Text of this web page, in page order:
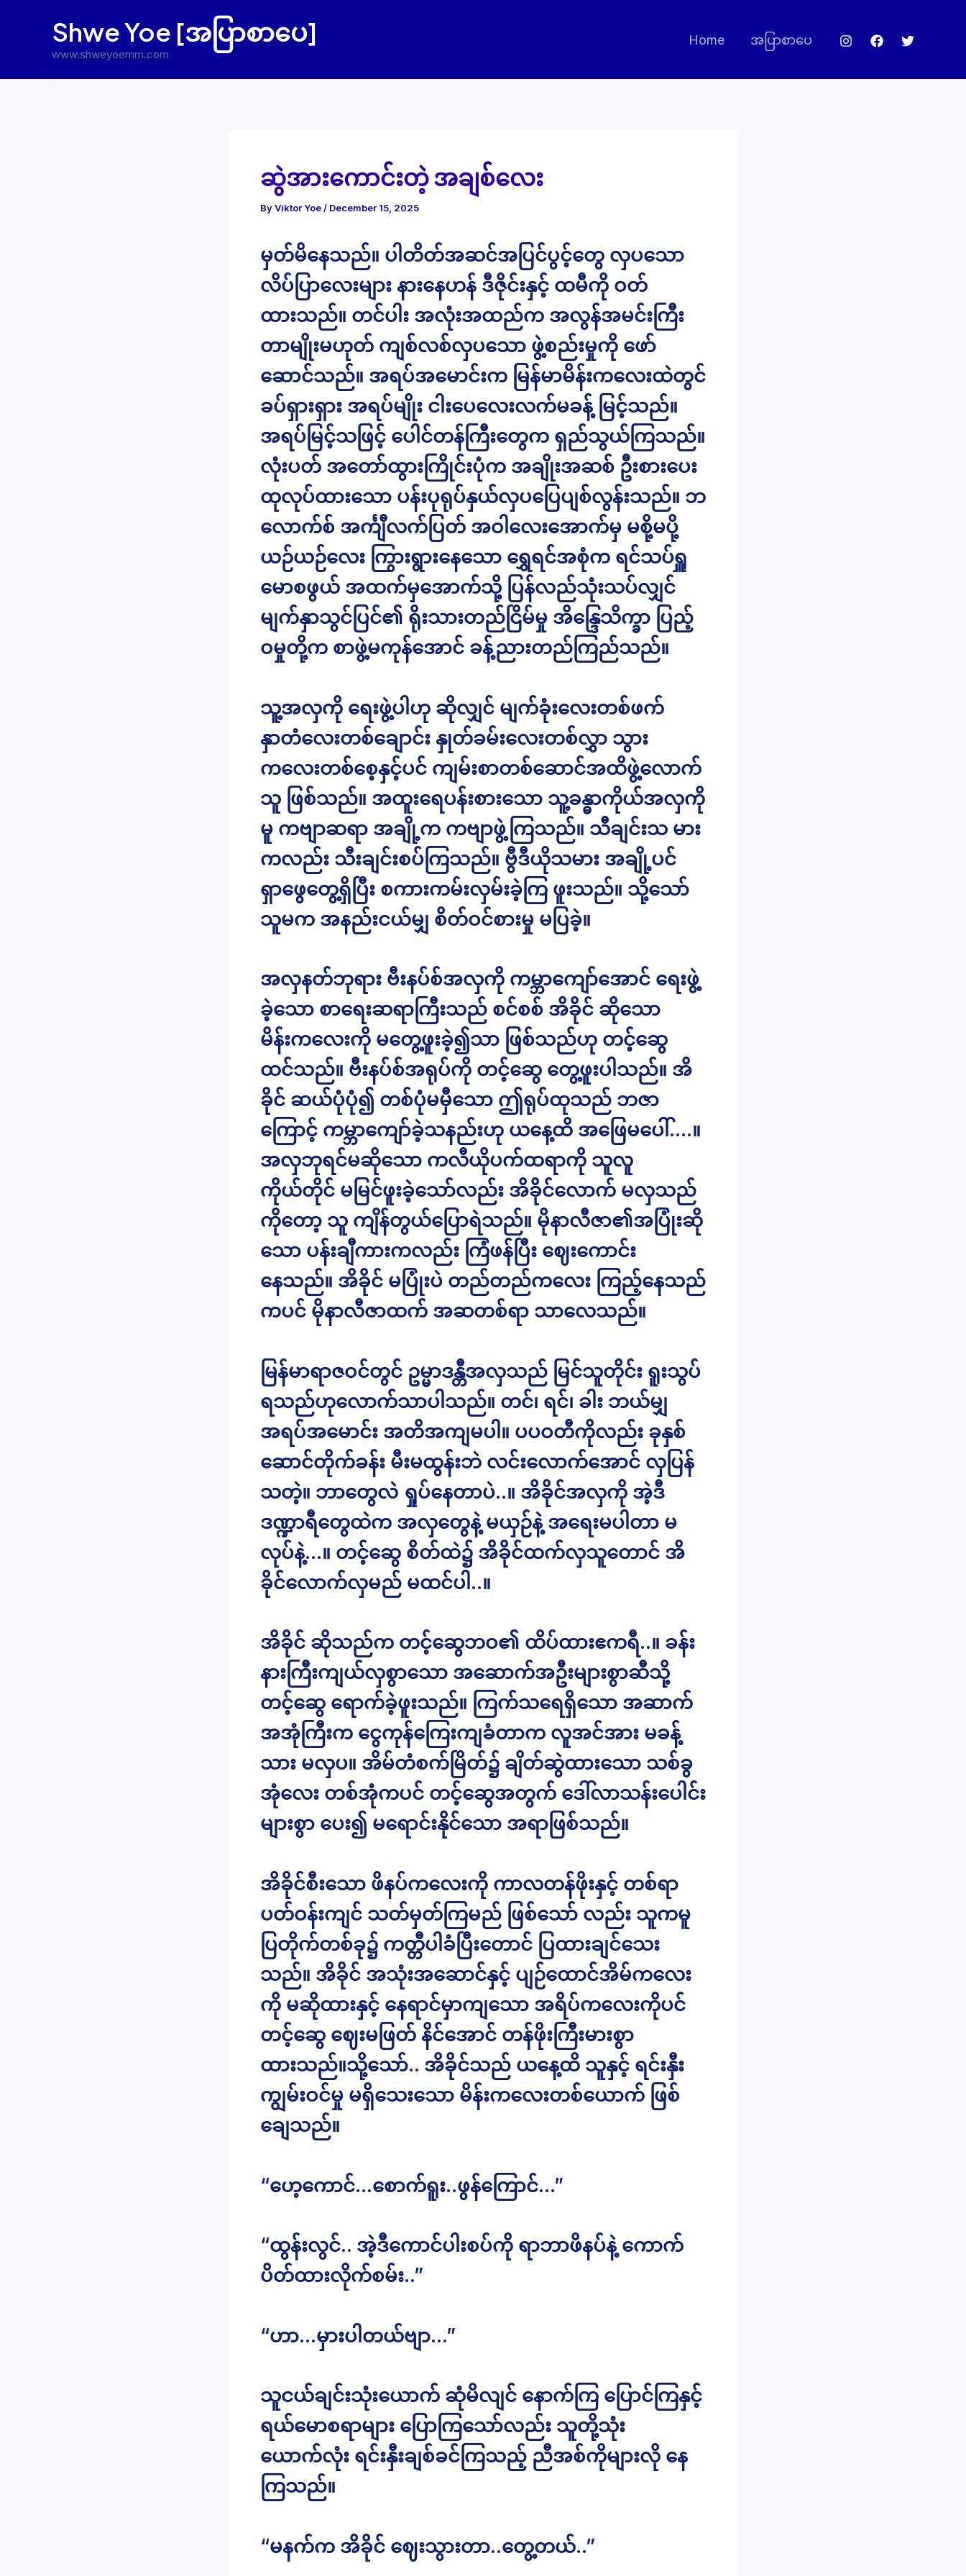
Shwe Yoe [အပြာစာပေ]
www.shweyoemm.com
Home အပြာစာပေ
ဆွဲအားကောင်းတဲ့ အချစ်လေး
ByViktor Yoe/ December 15, 2025
မှတ်မိနေသည်။ ပါတိတ်အဆင်အပြင်ပွင့်တွေ လှပသော
လိပ်ပြာလေးများ နားနေဟန် ဒီဇိုင်းနှင့် ထမီကို ဝတ်
ထားသည်။ တင်ပါး အလုံးအထည်က အလွန်အမင်းကြီး
တာမျိုးမဟုတ် ကျစ်လစ်လှပသော ဖွဲ့စည်းမှုကို ဖော်
ဆောင်သည်။ အရပ်အမောင်းက မြန်မာမိန်းကလေးထဲတွင်
ခပ်ရှားရှား အရပ်မျိုး ငါးပေလေးလက်မခန့် မြင့်သည်။
အရပ်မြင့်သဖြင့် ပေါင်တန်ကြီးတွေက ရှည်သွယ်ကြသည်။
လုံးပတ် အတော်ထွားကြိုင်းပုံက အချိုးအဆစ် ဦးစားပေး
ထုလုပ်ထားသော ပန်းပုရုပ်နှယ်လှပပြေပျစ်လွန်းသည်။ ဘ
လောက်စ် အင်္ကျီလက်ပြတ် အဝါလေးအောက်မှ မစို့မပို့
ယဉ်ယဉ်လေး ကြွားရွားနေသော ရွှေရင်အစုံက ရင်သပ်ရှူ
မောစဖွယ် အထက်မှအောက်သို့ ပြန်လည်သုံးသပ်လျှင်
မျက်နှာသွင်ပြင်၏ ရိုးသားတည်ငြိမ်မှု အိန္ဒြေသိက္ခာ ပြည့်
ဝမှုတို့က စာဖွဲ့မကုန်အောင် ခန့်ညားတည်ကြည်သည်။
သူ့အလှကို ရေးဖွဲ့ပါဟု ဆိုလျှင် မျက်ခုံးလေးတစ်ဖက်
နှာတံလေးတစ်ချောင်း နှုတ်ခမ်းလေးတစ်လွှာ သွား
ကလေးတစ်စေ့နှင့်ပင် ကျမ်းစာတစ်ဆောင်အထိဖွဲ့လောက်
သူ ဖြစ်သည်။ အထူးရေပန်းစားသော သူ့ခန္ဓာကိုယ်အလှကို
မူ ကဗျာဆရာ အချို့က ကဗျာဖွဲ့ကြသည်။ သီချင်းသ မား
ကလည်း သီးချင်းစပ်ကြသည်။ ဗွီဒီယိုသမား အချို့ပင်
ရှာဖွေတွေ့ရှိပြီး စကားကမ်းလှမ်းခဲ့ကြ ဖူးသည်။ သို့သော်
သူမက အနည်းငယ်မျှ စိတ်ဝင်စားမှု မပြခဲ့။
အလှနတ်ဘုရား ဗီးနပ်စ်အလှကို ကမ္ဘာကျော်အောင် ရေးဖွဲ့
ခဲ့သော စာရေးဆရာကြီးသည် စင်စစ် အိခိုင် ဆိုသော
မိန်းကလေးကို မတွေ့ဖူးခဲ့၍သာ ဖြစ်သည်ဟု တင့်ဆွေ
ထင်သည်။ ဗီးနပ်စ်အရုပ်ကို တင့်ဆွေ တွေ့ဖူးပါသည်။ အိ
ခိုင် ဆယ်ပုံပုံ၍ တစ်ပုံမမှီသော ဤရုပ်ထုသည် ဘဇာ
ကြောင့် ကမ္ဘာကျော်ခဲ့သနည်းဟု ယနေ့ထိ အဖြေမပေါ်….။
အလှဘုရင်မဆိုသော ကလီယိုပက်ထရာကို သူလူ
ကိုယ်တိုင် မမြင်ဖူးခဲ့သော်လည်း အိခိုင်လောက် မလှသည်
ကိုတော့ သူ ကျိန်တွယ်ပြောရဲသည်။ မိုနာလီဇာ၏အပြုံးဆို
သော ပန်းချီကားကလည်း ကြံဖန်ပြီး ဈေးကောင်း
နေသည်။ အိခိုင် မပြုံးပဲ တည်တည်ကလေး ကြည့်နေသည်
ကပင် မိုနာလီဇာထက် အဆတစ်ရာ သာလေသည်။
မြန်မာရာဇဝင်တွင် ဥမ္မာဒန္တီအလှသည် မြင်သူတိုင်း ရူးသွပ်
ရသည်ဟုလောက်သာပါသည်။ တင်၊ ရင်၊ ခါး ဘယ်မျှ
အရပ်အမောင်း အတိအကျမပါ။ ပပဝတီကိုလည်း ခုနှစ်
ဆောင်တိုက်ခန်း မီးမထွန်းဘဲ လင်းလောက်အောင် လှပြန်
သတဲ့။ ဘာတွေလဲ ရှုပ်နေတာပဲ..။ အိခိုင်အလှကို အဲ့ဒီ
ဒဏ္ဍာရီတွေထဲက အလှတွေနဲ့ မယှဉ်နဲ့ အရေးမပါတာ မ
လုပ်နဲ့…။ တင့်ဆွေ စိတ်ထဲ၌ အိခိုင်ထက်လှသူတောင် အိ
ခိုင်လောက်လှမည် မထင်ပါ..။
အိခိုင် ဆိုသည်က တင့်ဆွေဘဝ၏ ထိပ်ထားဧကရီ..။ ခန်း
နားကြီးကျယ်လှစွာသော အဆောက်အဦးများစွာဆီသို့
တင့်ဆွေ ရောက်ခဲ့ဖူးသည်။ ကြက်သရေရှိသော အဆာက်
အအုံကြီးက ငွေကုန်ကြေးကျခံတာက လူအင်အား မခန့်
သား မလှပ။ အိမ်တံစက်မြိတ်၌ ချိတ်ဆွဲထားသော သစ်ခွ
အုံလေး တစ်အုံကပင် တင့်ဆွေအတွက် ဒေါ်လာသန်းပေါင်း
များစွာ ပေး၍ မရောင်းနိုင်သော အရာဖြစ်သည်။
အိခိုင်စီးသော ဖိနပ်ကလေးကို ကာလတန်ဖိုးနှင့် တစ်ရာ
ပတ်ဝန်းကျင် သတ်မှတ်ကြမည် ဖြစ်သော် လည်း သူကမူ
ပြတိုက်တစ်ခု၌ ကတ္တီပါခံပြီးတောင် ပြထားချင်သေး
သည်။ အိခိုင် အသုံးအဆောင်နှင့် ပျဉ်ထောင်အိမ်ကလေး
ကို မဆိုထားနှင့် နေရာင်မှာကျသော အရိပ်ကလေးကိုပင်
တင့်ဆွေ ဈေးမဖြတ် နိင်အောင် တန်ဖိုးကြီးမားစွာ
ထားသည်။သို့သော်.. အိခိုင်သည် ယနေ့ထိ သူနှင့် ရင်းနှီး
ကျွမ်းဝင်မှု မရှိသေးသော မိန်းကလေးတစ်ယောက် ဖြစ်
ချေသည်။
“ဟေ့ကောင်…စောက်ရူး..ဖွန်ကြောင်…”
“ထွန်းလွင်.. အဲ့ဒီကောင်ပါးစပ်ကို ရာဘာဖိနပ်နဲ့ ကောက်
ပိတ်ထားလိုက်စမ်း..”
“ဟာ…မှားပါတယ်ဗျာ…”
သူငယ်ချင်းသုံးယောက် ဆုံမိလျင် နောက်ကြ ပြောင်ကြနှင့်
ရယ်မောစရာများ ပြောကြသော်လည်း သူတို့သုံး
ယောက်လုံး ရင်းနှီးချစ်ခင်ကြသည့် ညီအစ်ကိုများလို နေ
ကြသည်။
“မနက်က အိခိုင် ဈေးသွားတာ..တွေ့တယ်..”